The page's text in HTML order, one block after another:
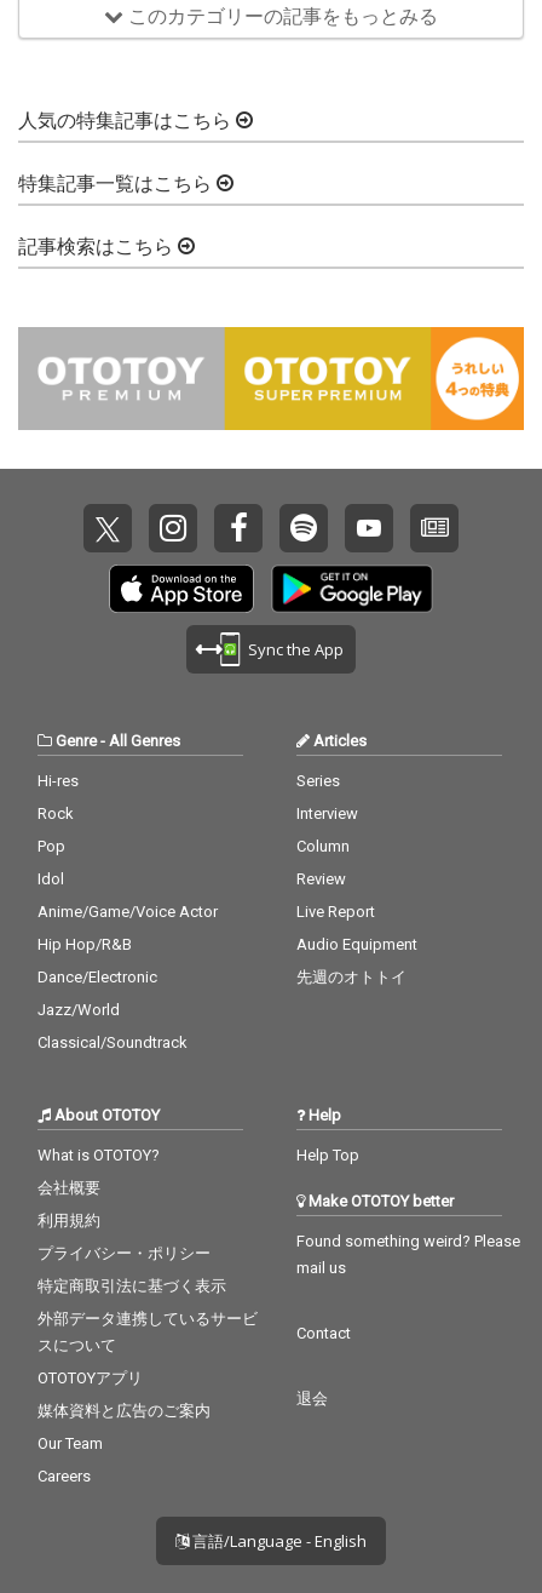
このカテゴリーの記事をもっとみる
人気の特集記事はこちら
特集記事一覧はこちら
記事検索はこちら
Sync the App
Genre- All Genres
Hi-res
Rock
Pop
Idol
Anime/Game/Voice Actor
Hip Hop/R&B
Dance/Electronic
Jazz/World
Classical/Soundtrack
Articles
Series
Interview
Column
Review
Live Report
Audio Equipment
先週のオトトイ
About OTOTOY
What is OTOTOY?
会社概要
利用規約
プライバシー・ポリシー
特定商取引法に基づく表示
外部データ連携しているサービ
スについて
OTOTOYアプリ
媒体資料と広告のご案内
Our Team
Careers
Help
Help Top
Make OTOTOY better
Found something weird? Please
mail us
Contact
退会
言語/Language - English